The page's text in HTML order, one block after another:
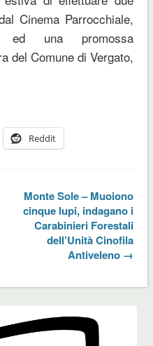
Cinema Parrocchiale,
ed una promossa
del Comune di Vergato,
Reddit
Monte Sole – Muoiono
cinque lupi, indagano i
Carabinieri Forestali
dell’Unità Cinofila
Antiveleno →